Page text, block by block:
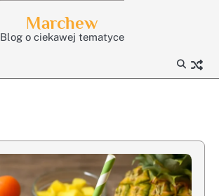
Marchew
Blog o ciekawej tematyce